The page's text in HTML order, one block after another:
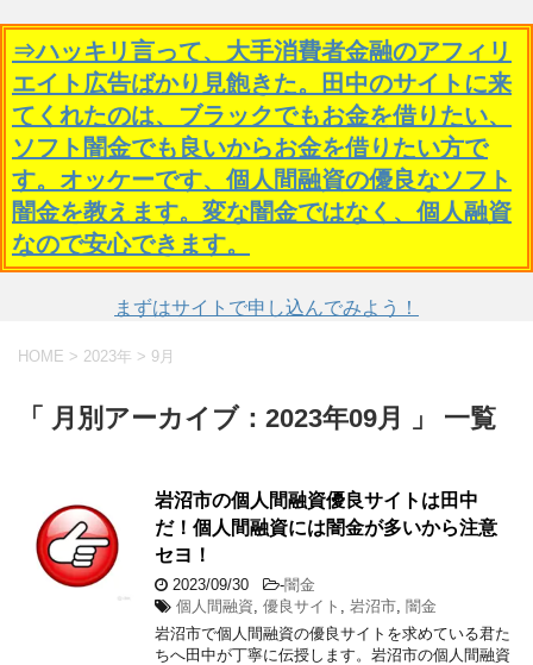
⇒ハッキリ言って、大手消費者金融のアフィリ
エイト広告ばかり見飽きた。田中のサイトに来
てくれたのは、ブラックでもお金を借りたい、
ソフト闇金でも良いからお金を借りたい方で
す。オッケーです、個人間融資の優良なソフト
闇金を教えます。変な闇金ではなく、個人融資
なので安心できます。
まずはサイトで申し込んでみよう！
HOME > 2023年 > 9月
「 月別アーカイブ：2023年09月 」 一覧
岩沼市の個人間融資優良サイトは田中
だ！個人間融資には闇金が多いから注意
セヨ！
2023/09/30 -闇金
個人間融資 優良サイト 岩沼市 闇金
岩沼市で個人間融資の優良サイトを求めている君た
ちへ田中が丁寧に伝授します。岩沼市の個人間融資